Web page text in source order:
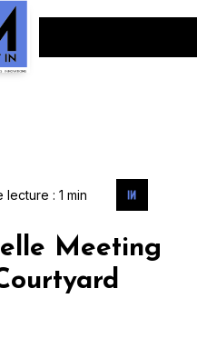
lecture : 1 min
Meeting